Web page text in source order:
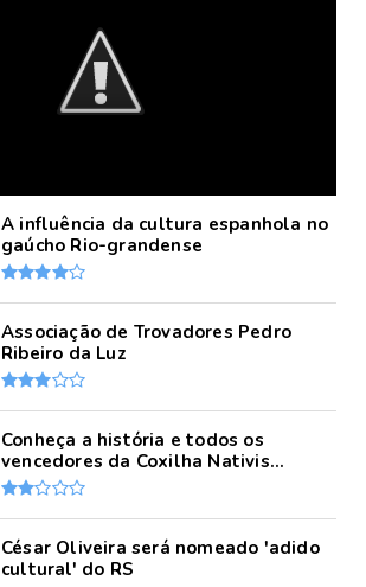
A influência da cultura espanhola no
gaúcho Rio-grandense
Associação de Trovadores Pedro
Ribeiro da Luz
Conheça a história e todos os
vencedores da Coxilha Nativis...
César Oliveira será nomeado 'adido
cultural' do RS